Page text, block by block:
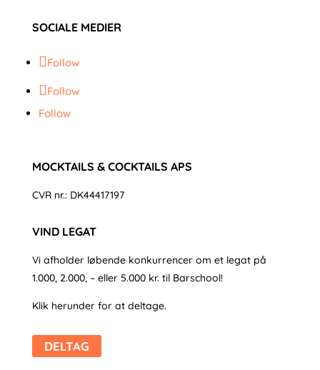
SOCIALE MEDIER
Follow
Follow
Follow
MOCKTAILS & COCKTAILS APS
CVR nr.: DK44417197
VIND LEGAT
Vi afholder løbende konkurrencer om et legat på
1.000, 2.000, – eller 5.000 kr. til Barschool!
Klik herunder for at deltage.
DELTAG